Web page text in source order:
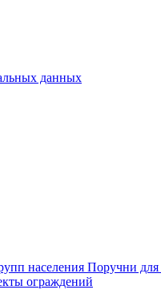
данных
Поручни для
ограждений